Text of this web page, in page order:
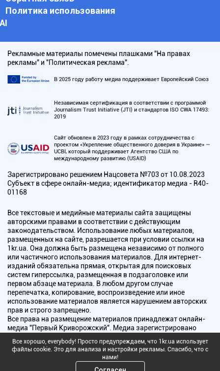
Политика использования
АI
Рекламные материалы помечены плашками "На правах
рекламы" и "Политическая реклама".
В 2025 году работу медиа поддерживает Европейский Союз
Независимая сертификация в соответствии с программой
Journalism Trust Initiative (JTI) и стандартов ISO CWA 17493:
2019
Сайт обновлен в 2023 году в рамках сотрудничества с
проектом «Укрепление общественного доверия в Украине» —
UCBI, который поддерживает Агентство США по
международному развитию (USAID)
Зарегистрировано решением Нацсовета №703 от 10.08.2023
Субъект в сфере онлайн-медиа; идентификатор медиа - R40-
01168
Все текстовые и медийные материалы сайта защищены
авторскими правами в соответствии с действующим
законодательством. Использование любых материалов,
размещенных на сайте, разрешается при условии ссылки на
1kr.ua. Она должна быть размещена независимо от полного
или частичного использования материалов. Для интернет-
изданий обязательна прямая, открытая для поисковых
систем гиперссылка, размещенная в подзаголовке или
первом абзаце материала. В любом другом случае
перепечатка, копирование, воспроизведение или иное
использование материалов является нарушением авторских
прав и строго запрещено.
Все права на размещение материалов принадлежат онлайн-
медиа "Первый Криворожский". Медиа зарегистрировано
радиовещания.
Copyright © 2010 - 2026 Все права защищены
Все хорошо, everybody! Просто предупреждаем, что 1kr.ua использует
файлы cookie. Это для анализа и настройки рекламы. Спасибо, что с
нами!